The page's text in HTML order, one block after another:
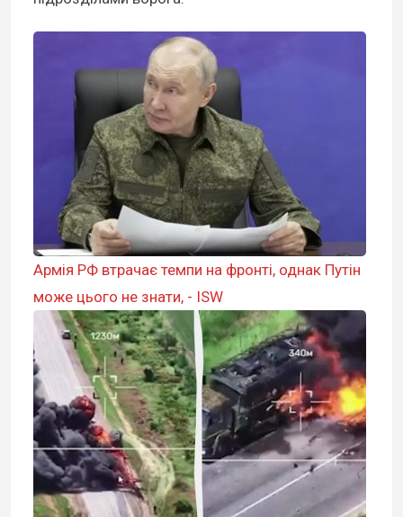
Армія РФ втрачає темпи на фронті, однак Путін
може цього не знати, - ISW